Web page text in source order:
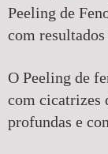
Peeling de
com
O Peeling de
com cicatrizes
profundas e